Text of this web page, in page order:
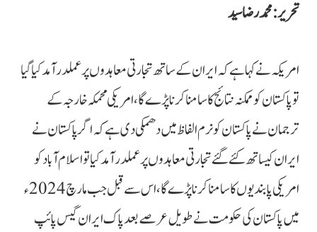
تحریر: محمد رضا سید
امریکہ نے کہا ہے کہ ایران کے ساتھ تجارتی معاہدوں پر عملدرآمد کیا گیا
تو پاکستان کو ممکنہ نتائج کا سامنا کرنا پڑے گا، امریکی محمکہ خارجہ کے
ترجمان نے پاکستان کو نرم الفاظ میں دھمکی دی ہے کہ اگر پاکستان نے
ایران کیساتھ کئے گئے تجارتی معاہدوں پر عملدرآمد کیا تو اسلام آباد کو
امریکی پابندیوں کا سامنا کرنا پڑے گا، اس سے قبل جب مارچ 2024ء
میں پاکستان کی حکومت نے طویل عرصے بعد پاک ایران گیس پائپ